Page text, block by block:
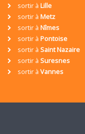
sortir à Lille
sortir à Metz
sortir à Nîmes
sortir à Pontoise
sortir à Saint Nazaire
sortir à Suresnes
sortir à Vannes